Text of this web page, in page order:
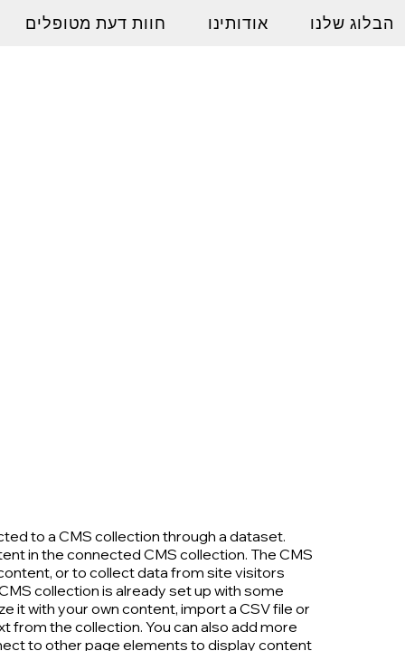
חוות דעת מטופלים אודותינו הבלוג שלנו
to a CMS collection through a dataset.
in the connected CMS collection. The CMS
or to collect data from site visitors
collection is already set up with some
it with your own content, import a CSV file or
from the collection. You can also add more
to other page elements to display content